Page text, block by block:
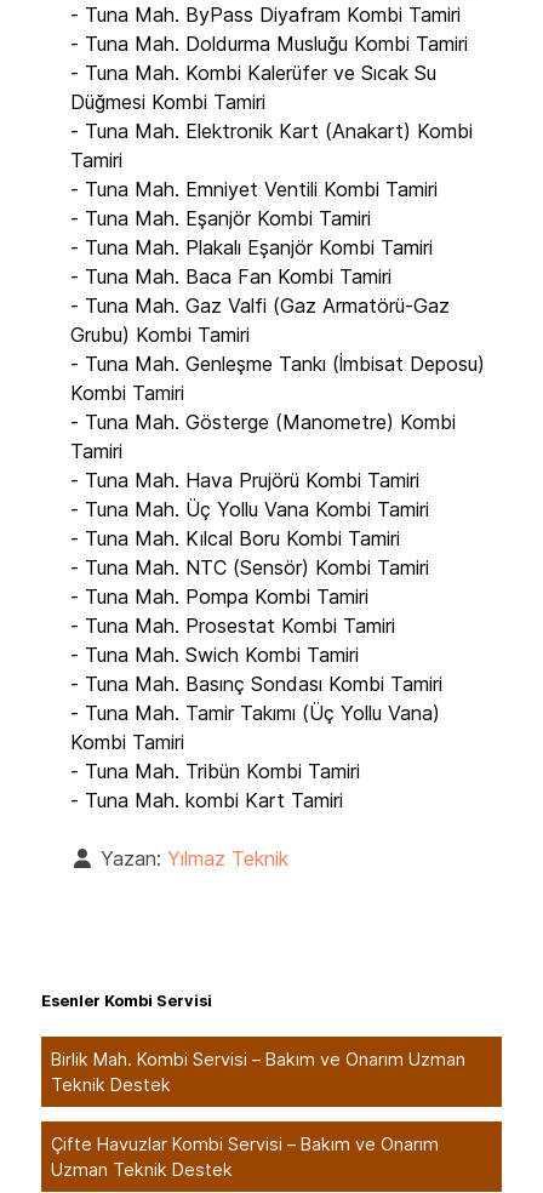
- Tuna Mah. ByPass Diyafram Kombi Tamiri
- Tuna Mah. Doldurma Musluğu Kombi Tamiri
- Tuna Mah. Kombi Kalerüfer ve Sıcak Su
Düğmesi Kombi Tamiri
- Tuna Mah. Elektronik Kart (Anakart) Kombi
Tamiri
- Tuna Mah. Emniyet Ventili Kombi Tamiri
- Tuna Mah. Eşanjör Kombi Tamiri
- Tuna Mah. Plakalı Eşanjör Kombi Tamiri
- Tuna Mah. Baca Fan Kombi Tamiri
- Tuna Mah. Gaz Valfi (Gaz Armatörü-Gaz
Grubu) Kombi Tamiri
- Tuna Mah. Genleşme Tankı (İmbisat Deposu)
Kombi Tamiri
- Tuna Mah. Gösterge (Manometre) Kombi
Tamiri
- Tuna Mah. Hava Prujörü Kombi Tamiri
- Tuna Mah. Üç Yollu Vana Kombi Tamiri
- Tuna Mah. Kılcal Boru Kombi Tamiri
- Tuna Mah. NTC (Sensör) Kombi Tamiri
- Tuna Mah. Pompa Kombi Tamiri
- Tuna Mah. Prosestat Kombi Tamiri
- Tuna Mah. Swich Kombi Tamiri
- Tuna Mah. Basınç Sondası Kombi Tamiri
- Tuna Mah. Tamir Takımı (Üç Yollu Vana)
Kombi Tamiri
- Tuna Mah. Tribün Kombi Tamiri
- Tuna Mah. kombi Kart Tamiri
Yazan: Yılmaz Teknik
Esenler Kombi Servisi
Birlik Mah. Kombi Servisi – Bakım ve Onarım Uzman
Teknik Destek
Çifte Havuzlar Kombi Servisi – Bakım ve Onarım
Uzman Teknik Destek